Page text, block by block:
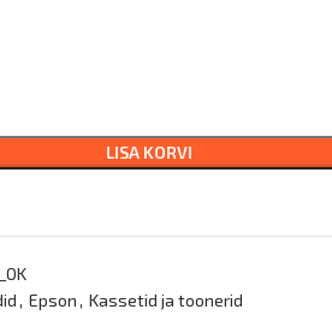
LISA KORVI
, Epson, Kassetid ja toonerid